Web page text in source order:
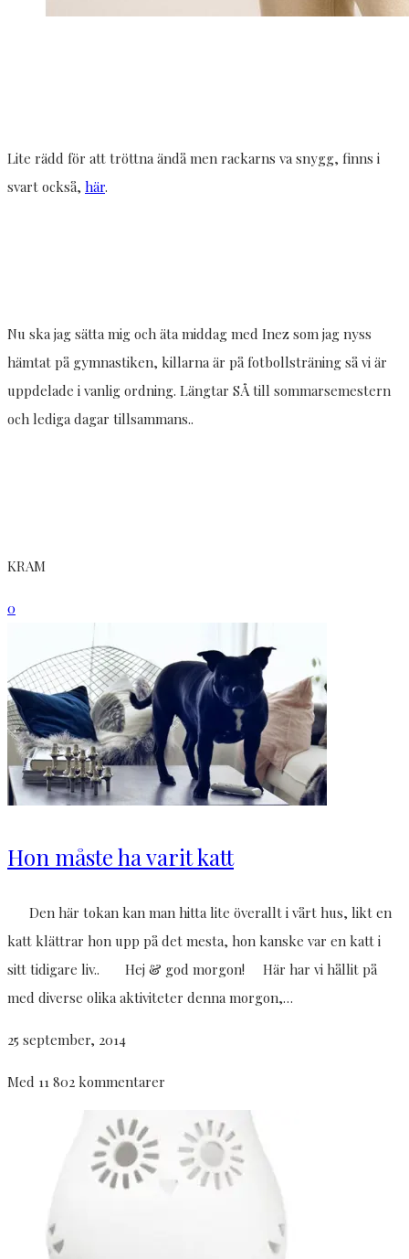
Lite rädd för att tröttna ändå men rackarns va snygg, finns i
svart också, här.
Nu ska jag sätta mig och äta middag med Inez som jag nyss
hämtat på gymnastiken, killarna är på fotbollsträning så vi är
uppdelade i vanlig ordning. Längtar SÅ till sommarsemestern
och lediga dagar tillsammans..
KRAM
0
Hon måste ha varit katt
Den här tokan kan man hitta lite överallt i vårt hus, likt en
katt klättrar hon upp på det mesta, hon kanske var en katt i
sitt tidigare liv.. Hej & god morgon! Här har vi hållit på
med diverse olika aktiviteter denna morgon,…
25 september, 2014
Med 11 802 kommentarer